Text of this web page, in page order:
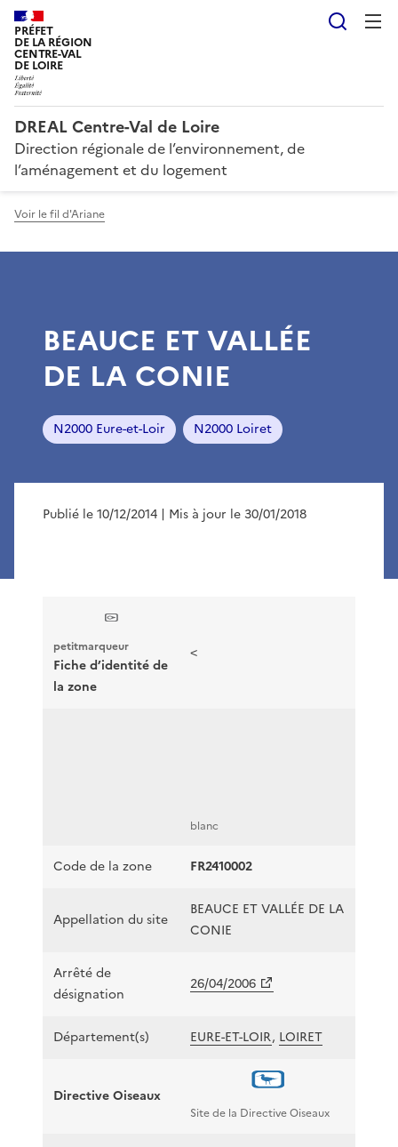
PRÉFET
DE LA RÉGION
CENTRE-VAL
DE LOIRE
DREAL Centre-Val de Loire
Direction régionale de l’environnement, de
l’aménagement et du logement
Voir le fil d'Ariane
BEAUCE ET VALLÉE
DE LA CONIE
N2000 Eure-et-Loir N2000 Loiret
Publié le 10/12/2014 | Mis à jour le 30/01/2018
petitmarqueur
Fiche d’identité de
la zone
<
blanc
Code de la zone FR2410002
Appellation du site
BEAUCE ET VALLÉE DE LA
CONIE
Arrêté de
désignation
26/04/2006
Département(s) EURE-ET-LOIR, LOIRET
Directive Oiseaux
Site de la Directive Oiseaux